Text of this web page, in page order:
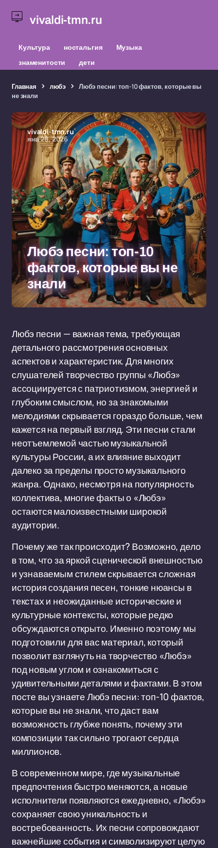
vivaldi-tmn.ru
Культура ностальгия
Музыка
знаменитости
дети
Главная любэ
Любэ песни: топ-10 фактов, которые вы
не знали
vivaldi-tmn.ru
янв 28, 2026
Любэ песни: топ-10
фактов, которые вы не
знали
Любэ песни — важная тема, требующая
детального рассмотрения основных
аспектов и характеристик. Для многих
слушателей творчество группы «Любэ»
ассоциируется с патриотизмом, энергией и
глубоким смыслом, но за знакомыми
мелодиями скрывается гораздо больше, чем
кажется на первый взгляд. Эти песни стали
неотъемлемой частью музыкальной
культуры России, а их влияние выходит
далеко за пределы просто музыкального
жанра. Однако, несмотря на популярность
коллектива, многие факты о «Любэ»
остаются малоизвестными широкой
аудитории.
Почему же так происходит? Возможно, дело
в том, что за яркой сценической внешностью
и узнаваемым стилем скрывается сложная
история создания песен, тонкие нюансы в
текстах и неожиданные исторические и
культурные контексты, которые редко
обсуждаются открыто. Именно поэтому мы
подготовили для вас материал, который
позволит взглянуть на творчество «Любэ»
под новым углом и ознакомиться с
удивительными деталями и фактами. В этом
посте вы узнаете Любэ песни: топ-10 фактов,
которые вы не знали, что даст вам
возможность глубже понять, почему эти
композиции так сильно трогают сердца
миллионов.
В современном мире, где музыкальные
предпочтения быстро меняются, а новые
исполнители появляются ежедневно, «Любэ»
сохраняет свою уникальность и
востребованность. Их песни сопровождают
важнейшие события и символизируют целую